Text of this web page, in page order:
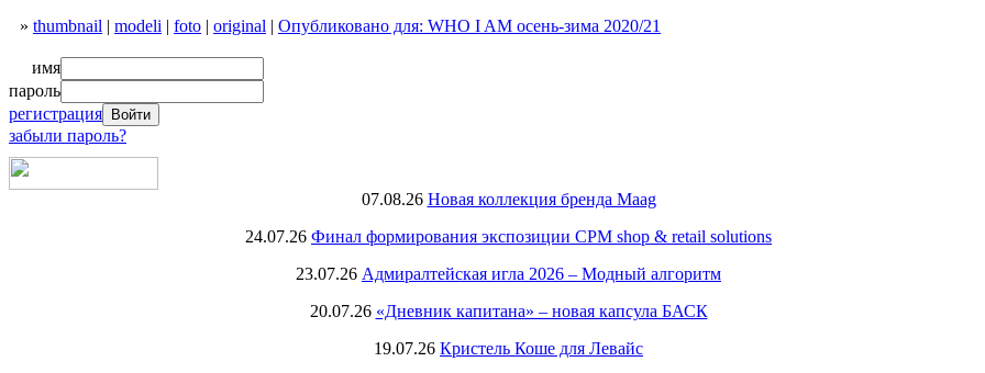
» thumbnail | modeli | foto | original | Опубликовано для: WHO I AM осень-зима 2020/21
имя
пароль
регистрация
забыли пароль?
07.08.26 Новая коллекция бренда Maag
24.07.26 Финал формирования экспозиции CPM shop & retail solutions
23.07.26 Адмиралтейская игла 2026 – Модный алгоритм
20.07.26 «Дневник капитана» – новая капсула БАСК
19.07.26 Кристель Коше для Левайс